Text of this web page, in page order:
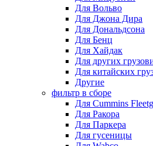
Для Вольво
Для Джона Дира
Для Дональдсона
Для Бенц
Для Хайдак
Для других
Для китайских
Другие
фильтр в сборе
Для Cummins
Для Ракора
Для Паркера
Для гусеницы